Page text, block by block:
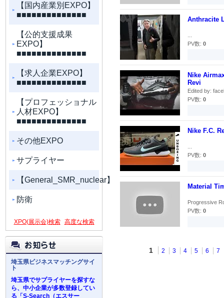
【国内産業別EXPO】
■■■■■■■■■■■■■■
【公的支援成果
EXPO】
■■■■■■■■■■■■■■
【求人企業EXPO】
■■■■■■■■■■■■■■
【プロフェッショナル
人材EXPO】
■■■■■■■■■■■■■■
その他EXPO
サプライヤー
【General_SMR_nuclear】
防衛
XPO(展示会)検索 高度な検索
埼玉県ビジネスマッチングサイ
ト
埼玉県でサプライヤーを探すな
ら、中小企業が多数登録してい
る「S-Search（エスサー
Anthracite
PV数: 0
Nike
Revi
Edited by:
PV数: 0
Nike F.C.
PV数: 0
Material
Progressive
PV数: 0
1 2 3 4 5 6 7